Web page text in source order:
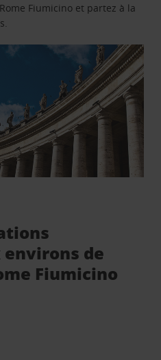
Fiumicino et partez à la
de
Fiumicino